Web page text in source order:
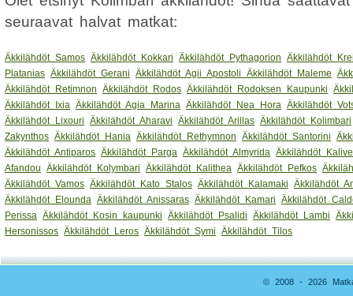
seuraavat halvat matkat:
Äkkilähdöt Samos Äkkilähdöt Kokkari Äkkilähdöt Pythagorion Äkkilähdöt
Platanias Äkkilähdöt Gerani Äkkilähdöt Agii Apostoli Äkkilähdöt Maleme
Äkkilähdöt Retimnon Äkkilähdöt Rodos Äkkilähdöt Rodoksen Kaupunki
Äkkilähdöt Ixia Äkkilähdöt Agia Marina Äkkilähdöt Nea Hora Äkkilähdöt
Äkkilähdöt Lixouri Äkkilähdöt Aharavi Äkkilähdöt Arillas Äkkilähdöt Kolimbari
Zakynthos Äkkilähdöt Hania Äkkilähdöt Rethymnon Äkkilähdöt Santorini
Äkkilähdöt Antiparos Äkkilähdöt Parga Äkkilähdöt Almyrida Äkkilähdöt
Afandou Äkkilähdöt Kolymbari Äkkilähdöt Kalithea Äkkilähdöt Pefkos
Äkkilähdöt Vamos Äkkilähdöt Kato Stalos Äkkilähdöt Kalamaki Äkkilähdöt
Äkkilähdöt Elounda Äkkilähdöt Anissaras Äkkilähdöt Kamari Äkkilähdöt
Perissa Äkkilähdöt Kosin kaupunki Äkkilähdöt Psalidi Äkkilähdöt Lambi
Hersonissos Äkkilähdöt Leros Äkkilähdöt Symi Äkkilähdöt Tilos
© 2008 - 2026